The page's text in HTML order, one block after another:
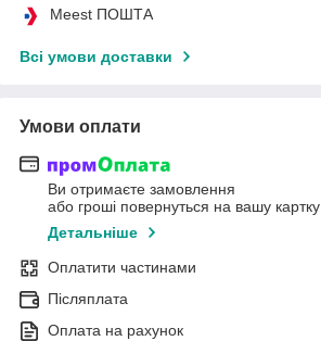
Meest ПОШТА
Всі умови доставки
Умови оплати
Ви отримаєте замовлення
або гроші повернуться на вашу картку
Детальніше
Оплатити частинами
Післяплата
Оплата на рахунок